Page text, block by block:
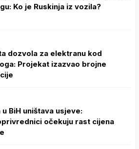
Ko je Ruskinja iz vozila?
dozvola za elektranu kod
Projekat izazvao brojne
u BiH uništava usjeve:
očekuju rast cijena